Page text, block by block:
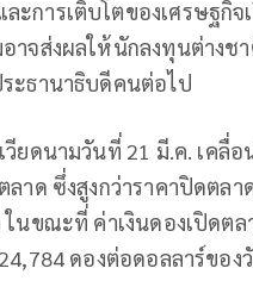
การเติบโตของเศรษฐกิจ
าจส่งผลให้นักลงทุนต่างช
ะธานาธิบดีคนต่อไป
ยดนามวันที่ 21 มี.ค. เคลื่
ลาด ซึ่งสูงกว่าราคาปิดต
ในขณะที่ ค่าเงินดองเปิดต
ดองต่อดอลลาร์ขอ